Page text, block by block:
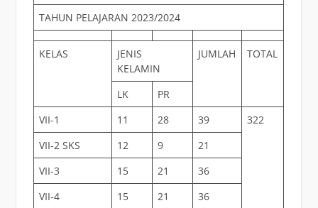
TAHUN PELAJARAN 2023/2024
KELAS
JENIS
KELAMIN
JUMLAH TOTAL
LK
PR
VII-1
11 28 39
322
VII-2 SKS
12 9
21
VII-3
15 21
36
VII-4
15 21
36